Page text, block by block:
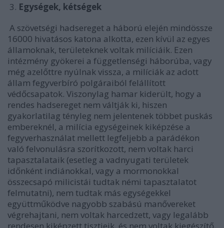
3. Egységek, kétségek
A szövetségi hadsereget a háború elején mindössze
16000 hivatásos katona alkotta, ezen kívül az egyes
államoknak, területeknek voltak milíciáik. Ezen
intézmény gyökerei a függetlenségi háborúba, vagy
még azelőttre nyúlnak vissza, a milíciák az adott
állam fegyverbíró polgáraiból felállított
védőcsapatok. Viszonylag hamar kiderült, hogy a
rendes hadsereget nem váltják ki, hiszen
gyakorlatilag tényleg nem jelentenek többet puskás
embereknél, a milícia egységeinek kiképzése a
fegyverhasználat mellett legfeljebb a parádékon
való felvonulásra szorítkozott, nem voltak harci
tapasztalataik (esetleg a vadnyugati területek
időnként indiánokkal, vagy a mormonokkal
összecsapó milicistái tudtak némi tapasztalatot
felmutatni), nem tudtak más egységekkel
együttműködve nagyobb szabású manővereket
végrehajtani, nem voltak harcedzett, vagy legalább